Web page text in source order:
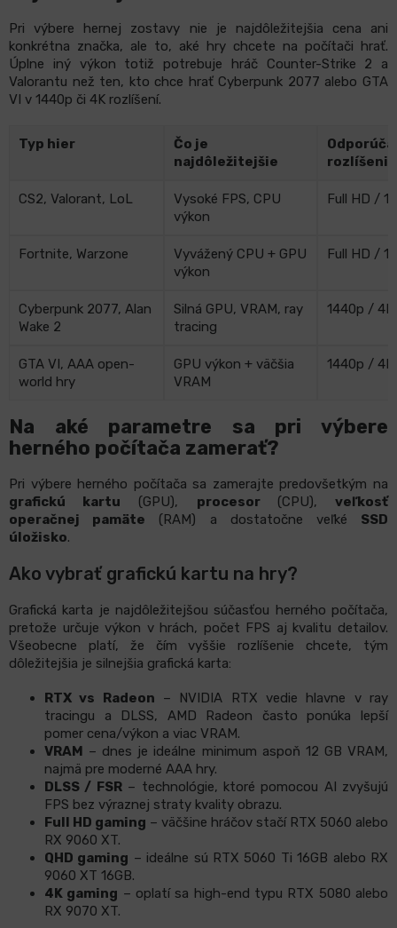
Pri výbere hernej zostavy nie je najdôležitejšia cena ani
konkrétna značka, ale to, aké hry chcete na počítači hrať.
Úplne iný výkon totiž potrebuje hráč Counter-Strike 2 a
Valorantu než ten, kto chce hrať Cyberpunk 2077 alebo GTA
VI v 1440p či 4K rozlíšení.
Typ hier
Čo je
najdôležitejšie
rozlíšenie
CS2, Valorant, LoL
Vysoké FPS, CPU
výkon
Full HD /
Fortnite, Warzone
Vyvážený CPU + GPU
výkon
Full HD /
Cyberpunk 2077, Alan
Wake 2
Silná GPU, VRAM, ray
tracing
1440p / 4K
GTA VI, AAA open-
world hry
GPU výkon + väčšia
VRAM
1440p / 4K
Na aké parametre sa pri výbere
herného počítača zamerať?
Pri výbere herného počítača sa zamerajte predovšetkým na
grafickú kartu (GPU), procesor (CPU),veľkosť
operačnej pamäte (RAM) a dostatočne veľké SSD
úložisko.
Ako vybrať grafickú kartu na hry?
Grafická karta je najdôležitejšou súčasťou herného počítača,
pretože určuje výkon v hrách, počet FPS aj kvalitu detailov.
Všeobecne platí, že čím vyššie rozlíšenie chcete, tým
dôležitejšia je silnejšia grafická karta:
RTX vs Radeon – NVIDIA RTX vedie hlavne v ray
tracingu a DLSS, AMD Radeon často ponúka lepší
pomer cena/výkon a viac VRAM.
VRAM – dnes je ideálne minimum aspoň 12 GB VRAM,
najmä pre moderné AAA hry.
DLSS / FSR– technológie, ktoré pomocou AI zvyšujú
FPS bez výraznej straty kvality obrazu.
Full HD gaming – väčšine hráčov stačí RTX 5060 alebo
RX 9060 XT.
QHD gaming – ideálne sú RTX 5060 Ti 16GB alebo RX
9060 XT 16GB.
4K gaming – oplatí sa high-end typu RTX 5080 alebo
RX 9070 XT.